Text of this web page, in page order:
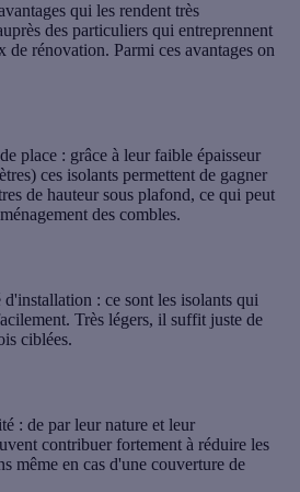
qui les rendent très
des particuliers qui entreprennent
de rénovation. Parmi ces avantages on
place : grâce à leur faible épaisseur
ces isolants permettent de gagner
de hauteur sous plafond, ce qui peut
des combles.
d'installation : ce sont les isolants qui
Très légers, il suffit juste de
ciblées.
: de par leur nature et leur
contribuer fortement à réduire les
même en cas d'une couverture de